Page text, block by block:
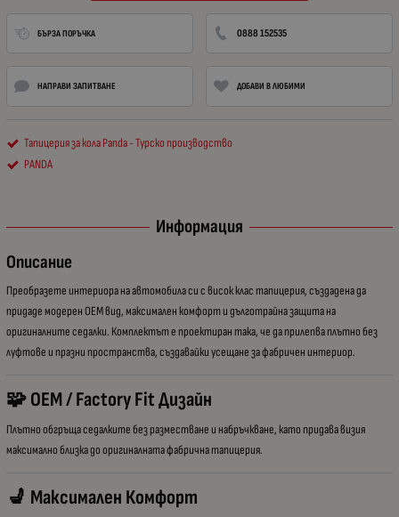
БЪРЗА ПОРЪЧКА 0888 152535
НАПРАВИ ЗАПИТВАНЕ ДОБАВИ В ЛЮБИМИ
Тапицерия за кола Panda - Турско производство
PANDA
Информация
Описание
Преобразете интериора на автомобила си с висок клас тапицерия, създадена да
придаде модерен OEM вид, максимален комфорт и дълготрайна защита на
оригиналните седалки. Комплектът е проектиран така, че да прилепва плътно без
луфтове и празни пространства, създавайки усещане за фабричен интериор.
🧩 OEM / Factory Fit Дизайн
Плътно обгръща седалките без разместване и набръчкване, като придава визия
максимално близка до оригиналната фабрична тапицерия.
💺 Максимален Комфорт